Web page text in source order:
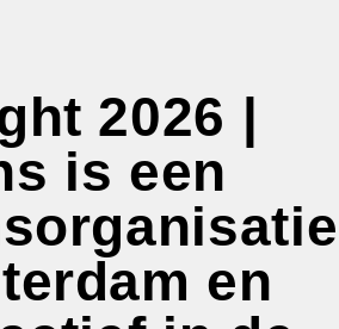
2026 |
is een
en